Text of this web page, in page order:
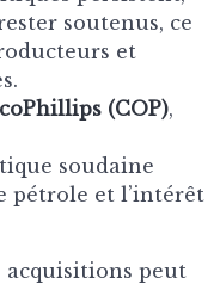
soutenus, ce
et
(COP),
soudaine
pétrole et l’intérêt
acquisitions peut